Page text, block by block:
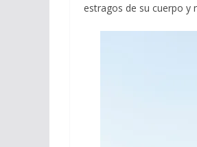
estragos de su cuerpo y